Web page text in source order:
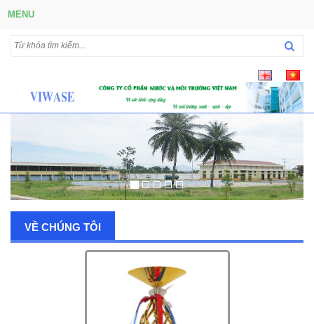
MENU
VỀ CHÚNG TÔI